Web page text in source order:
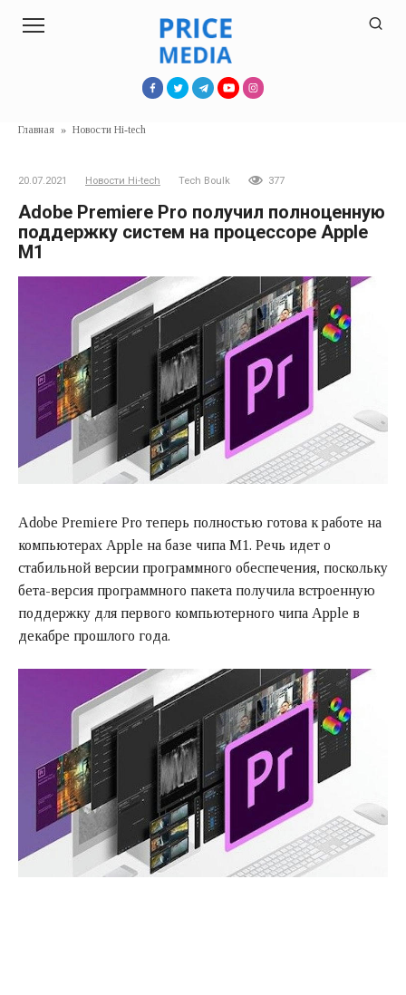
Главная » Новости Hi-tech
20.07.2021 Новости Hi-tech Tech Boulk 377
Adobe Premiere Pro получил полноценную
поддержку систем на процессоре Apple
М1
Adobe Premiere Pro теперь полностью готова к работе на
компьютерах Apple на базе чипа M1. Речь идет о
стабильной версии программного обеспечения, поскольку
бета-версия программного пакета получила встроенную
поддержку для первого компьютерного чипа Apple в
декабре прошлого года.